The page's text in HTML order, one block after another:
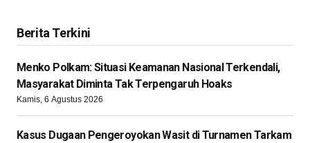
Berita Terkini
Menko Polkam: Situasi Keamanan Nasional Terkendali,
Masyarakat Diminta Tak Terpengaruh Hoaks
Kamis, 6 Agustus 2026
Kasus Dugaan Pengeroyokan Wasit di Turnamen Tarkam